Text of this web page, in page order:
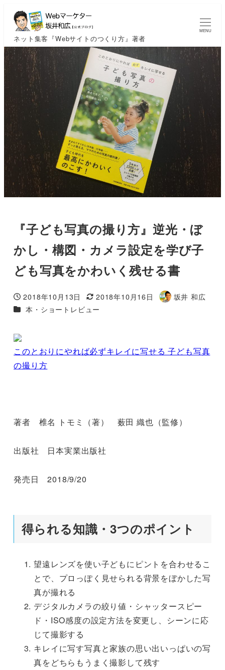
ネット集客『Webサイトのつくり方』著者
MENU
『子ども写真の撮り方』逆光・ぼ
かし・構図・カメラ設定を学び子
ども写真をかわいく残せる書
投稿日
2018年10月13日
更新日
2018年10月16日
著
坂井 和広
カテゴリー
本・ショートレビュー
このとおりにやれば必ずキレイに写せる 子ども写真
の撮り方
著者 椎名 トモミ（著） 薮田 織也（監修）
出版社 日本実業出版社
発売日 2018/9/20
得られる知識・3つのポイント
望遠レンズを使い子どもにピントを合わせるこ
とで、プロっぽく見せられる背景をぼかした写
真が撮れる
デジタルカメラの絞り値・シャッタースピー
ド・ISO感度の設定方法を変更し、シーンに応
じて撮影する
キレイに写す写真と家族の思い出いっぱいの写
真をどちらもうまく撮影して残す